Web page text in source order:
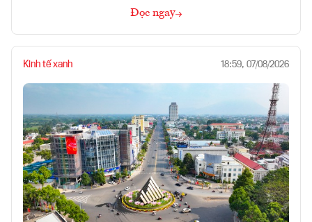
Đọc ngay
Kinh tế xanh 18:59, 07/08/2026